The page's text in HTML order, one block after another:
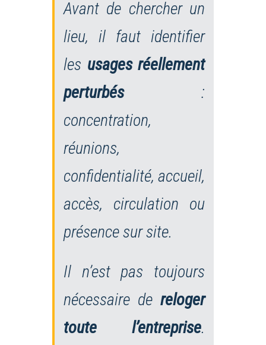
Avant de chercher un
lieu, il faut identifier
les usages réellement
perturbés:
concentration,
réunions,
confidentialité, accueil,
accès, circulation ou
présence sur site.
Il n’est pas toujours
nécessaire dereloger
toute l’entreprise.